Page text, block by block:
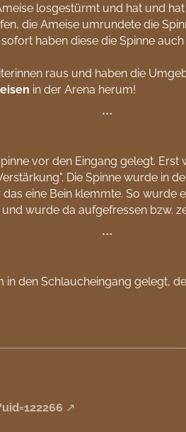
losgestürmt und hat und
die Ameise umrundete die
haben diese die Spinne
raus und haben die
in der Arena herum!
***
vor den Eingang gelegt.
Die Spinne wurde in
eine Bein klemmte. So
wurde da aufgefressen bzw.
***
in den Schlaucheingang gelegt,